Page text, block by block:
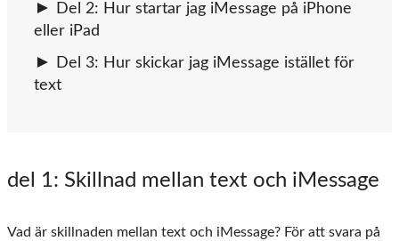
Del 2: Hur startar jag iMessage på iPhone
eller iPad
Del 3: Hur skickar jag iMessage istället för
text
del 1: Skillnad mellan text och iMessage
Vad är skillnaden mellan text och iMessage? För att svara på